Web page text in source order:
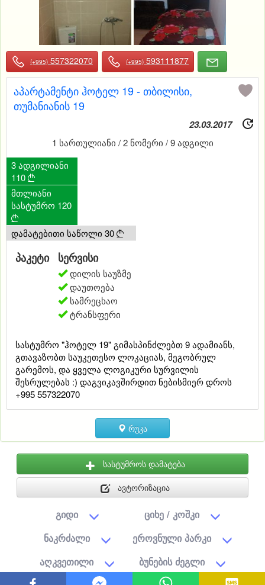
(+995) 557322070 (+995) 593111877
აპარტამენტი ჰოტელ 19 - თბილისი,
თუმანიანის 19
23.03.2017
1 სართულიანი / 2 ნომერი / 9 ადგილი
3 ადგილიანი
110 
მთლიანი
სასტუმრო 120

დამატებითი საწოლი 30 
პაკეტი სერვისი
დილის საუზმე
დაუთოება
სამრეცხაო
ტრანსფერი
სასტუმრო "ჰოტელ 19" გიმასპინძლებთ 9 ადამიანს,
გთავაზობთ საუკეთესო ლოკაციას, მეგობრულ
გარემოს, და ყველა ლოგიკური სურვილის
შესრულებას :) დაგვიკავშირდით ნებისმიერ დროს
+995 557322070
რუკა
სასტუმროს დამატება
ავტორიზაცია
გიდი
ციხე / კოშკი
ნაკრძალი
ეროვნული პარკი
აღკვეთილი
ბუნების ძეგლი